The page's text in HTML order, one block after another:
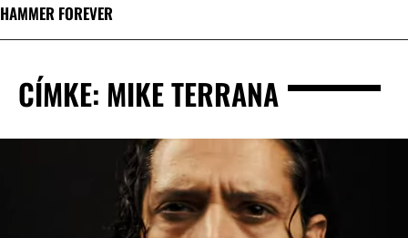
HAMMER FOREVER
CÍMKE: MIKE TERRANA